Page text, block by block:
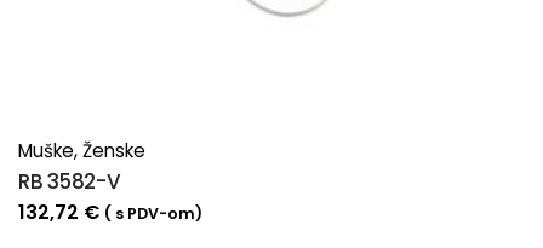
Muške,Ženske
RB 3582-V
132,72 € ( s PDV-om)